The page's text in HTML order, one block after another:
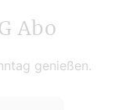
Abo
genießen.